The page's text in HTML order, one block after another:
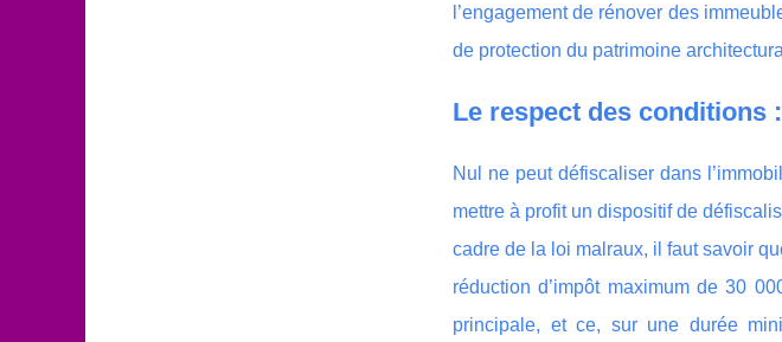
l’engagement de rénover des
de protection du patrimoine
Le respect des conditions
Nul ne peut défiscaliser dans
mettre à profit un dispositif de
cadre de la loi malraux, il faut savoir
réduction d’impôt maximum de 30
principale, et ce, sur une durée